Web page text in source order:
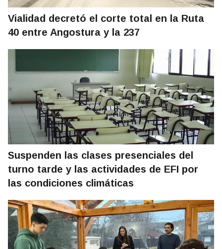
Vialidad decretó el corte total en la Ruta
40 entre Angostura y la 237
Suspenden las clases presenciales del
turno tarde y las actividades de EFI por
las condiciones climáticas